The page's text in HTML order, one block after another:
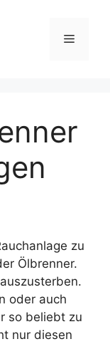
Menü
zu
Ölbrenner.
oder auch
so beliebt zu
nur diesen